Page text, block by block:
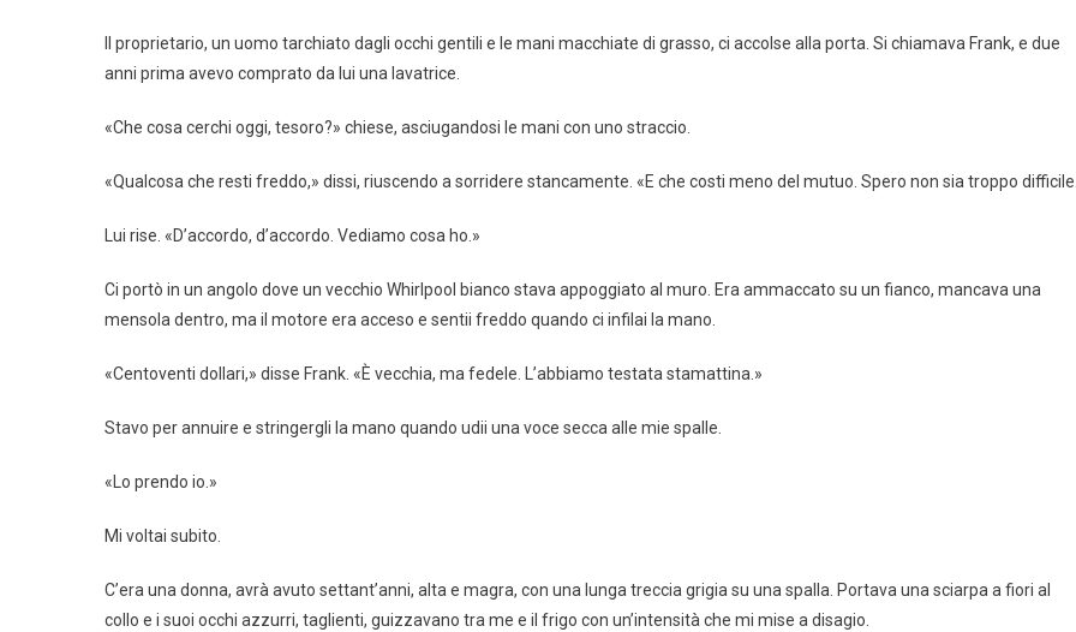
Il proprietario, un uomo tarchiato dagli occhi gentili e le mani macchiate di grasso, ci accolse alla porta. Si chiamava Frank, e due
anni prima avevo comprato da lui una lavatrice.
«Che cosa cerchi oggi, tesoro?» chiese, asciugandosi le mani con uno straccio.
«Qualcosa che resti freddo,» dissi, riuscendo a sorridere stancamente. «E che costi meno del mutuo. Spero non sia troppo
Lui rise. «D’accordo, d’accordo. Vediamo cosa ho.»
Ci portò in un angolo dove un vecchio Whirlpool bianco stava appoggiato al muro. Era ammaccato su un fianco, mancava una
mensola dentro, ma il motore era acceso e sentii freddo quando ci infilai la mano.
«Centoventi dollari,» disse Frank. «È vecchia, ma fedele. L’abbiamo testata stamattina.»
Stavo per annuire e stringergli la mano quando udii una voce secca alle mie spalle.
«Lo prendo io.»
Mi voltai subito.
C’era una donna, avrà avuto settant’anni, alta e magra, con una lunga treccia grigia su una spalla. Portava una sciarpa a fiori al
collo e i suoi occhi azzurri, taglienti, guizzavano tra me e il frigo con un’intensità che mi mise a disagio.